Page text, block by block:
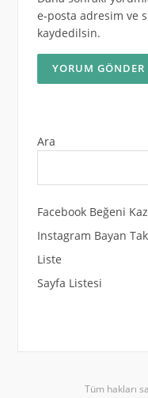
e-posta adresim ve
kaydedilsin.
Ara
Facebook Beğeni
Instagram Bayan
Liste
Sayfa Listesi
Tüm hakları